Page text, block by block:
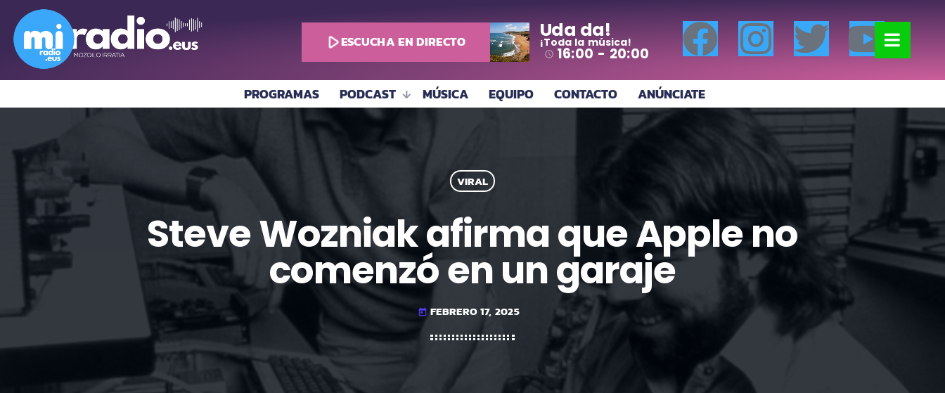
play_arrowESCUCHA EN DIRECTO Uda da!
¡Toda la música!
access_time 16:00 - 20:00
PROGRAMAS PODCAST MÚSICA EQUIPO CONTACTO ANÚNCIATE
VIRAL
Steve Wozniak afirma que Apple no
comenzó en un garaje
today FEBRERO 17, 2025